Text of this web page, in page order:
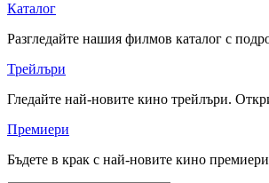
Каталог
Разгледайте нашия филмов каталог с
Трейлъри
Гледайте най-новите кино трейлъри.
Премиери
Бъдете в крак с най-новите кино